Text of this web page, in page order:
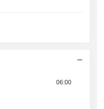
06:00